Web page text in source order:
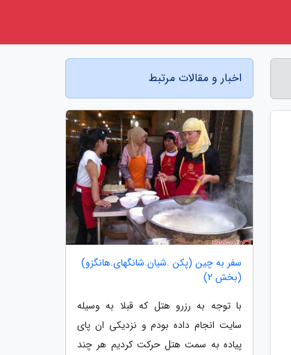
اخبار و مقالات مرتبط
سفر به چین (پکن .شیان.شانگهای.هانگزو)
(بخش 2)
با توجه به رزرو هتل که قبلا به وسیله
سایت انجام داده بودم و نزدیکی ان پای
پیاده به سمت هتل حرکت کردیم هر چند